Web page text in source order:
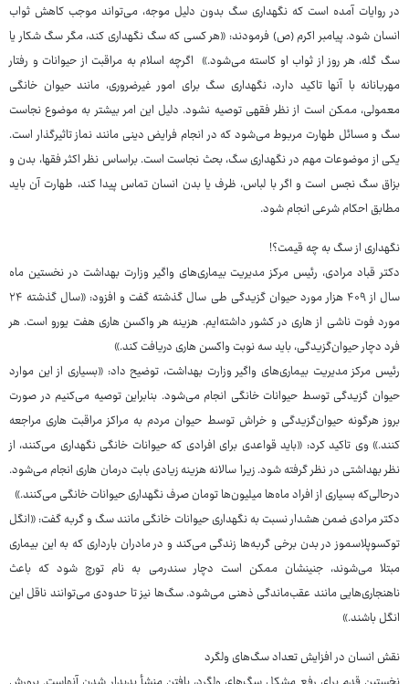
در روایات آمده است که نگهداری سگ بدون دلیل موجه، می‌تواند موجب کاهش ثواب
انسان شود. پیامبر اکرم (ص) فرمودند: «هر کسی که سگ نگهداری کند، مگر سگ شکار یا
سگ گله، هر روز از ثواب او کاسته می‌شود.» اگرچه اسلام به مراقبت از حیوانات و رفتار
مهربانانه با آنها تاکید دارد، نگهداری سگ برای امور غیرضروری، مانند حیوان خانگی
معمولی، ممکن است از نظر فقهی توصیه نشود. دلیل این امر بیشتر به موضوع نجاست
سگ و مسائل طهارت مربوط می‌شود که در انجام فرایض دینی مانند نماز تاثیرگذار است.
یکی از موضوعات مهم در نگهداری سگ، بحث نجاست است. براساس نظر اکثر فقها، بدن و
بزاق سگ نجس است و اگر با لباس، ظرف یا بدن انسان تماس پیدا کند، طهارت آن باید
مطابق احکام شرعی انجام شود.
نگهداری از سگ به چه قیمت؟!
دکتر قباد مرادی، رئیس مرکز مدیریت بیماری‌های واگیر وزارت بهداشت در نخستین ماه
سال از ۴۰۹ هزار مورد حیوان گزیدگی طی سال گذشته گفت و افزود: «سال گذشته ۲۴
مورد فوت ناشی از هاری در کشور داشته‌ایم. هزینه هر واکسن هاری هفت یورو است. هر
فرد دچار حیوان‌گزیدگی، باید سه نوبت واکسن هاری دریافت کند.»
رئیس مرکز مدیریت بیماری‌های واگیر وزارت بهداشت، توضیح داد: «بسیاری از این موارد
حیوان گزیدگی توسط حیوانات خانگی انجام می‌شود. بنابراین توصیه می‌کنیم در صورت
بروز هرگونه حیوان‌گزیدگی و خراش توسط حیوان مردم به مراکز مراقبت هاری مراجعه
کنند.» وی تاکید کرد: «باید قواعدی برای افرادی که حیوانات خانگی نگهداری می‌کنند، از
نظر بهداشتی در نظر گرفته شود. زیرا سالانه هزینه زیادی بابت درمان هاری انجام می‌شود.
درحالی‌که بسیاری از افراد ماه‌ها میلیون‌ها تومان صرف نگهداری حیوانات خانگی می‌کنند.»
دکتر مرادی ضمن هشدار نسبت به نگهداری حیوانات خانگی مانند سگ و گربه گفت: «انگل
توکسوپلاسموز در بدن برخی گربه‌ها زندگی می‌کند و در مادران بارداری که به این بیماری
مبتلا می‌شوند، جنینشان ممکن است دچار سندرمی به نام تورچ شود که باعث
ناهنجاری‌هایی مانند عقب‌ماندگی ذهنی می‌شود. سگ‌ها نیز تا حدودی می‌توانند ناقل این
انگل باشند.»
نقش انسان در افزایش تعداد سگ‌های ولگرد